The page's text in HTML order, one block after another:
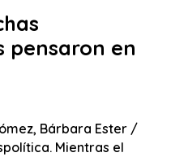
pensaron en
Bárbara Ester /
Mientras el